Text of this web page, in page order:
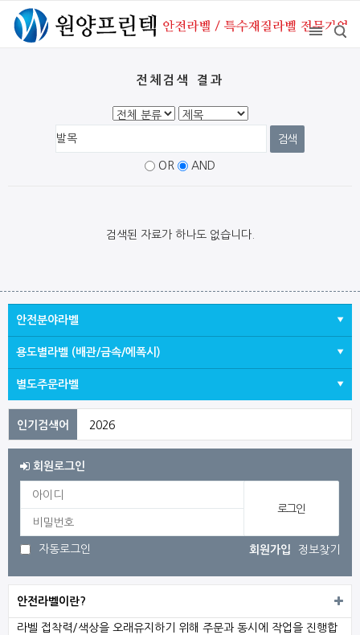
전체검색 결과
OR AND
검색된 자료가 하나도 없습니다.
안전분야라벨
용도별라벨 (배관/금속/에폭시)
별도주문라벨
2026
전기
감전
회원로그인
자동로그인 회원가입 정보찾기
안전라벨이란?
라벨 접착력/색상을 오래유지하기 위해 주문과 동시에 작업을 진행합